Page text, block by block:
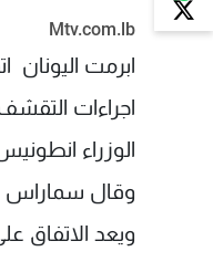
Mtv.com.lb
ابرمت اليونان
اجراءات
الوزراء
وقال سماراس
ويعد الاتفاق